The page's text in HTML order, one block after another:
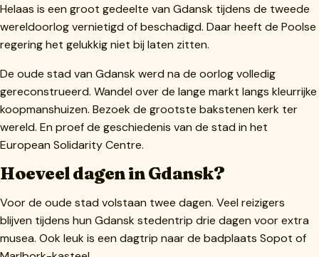
Helaas is een groot gedeelte van Gdansk tijdens de tweede
wereldoorlog vernietigd of beschadigd. Daar heeft de Poolse
regering het gelukkig niet bij laten zitten.
De oude stad van Gdansk werd na de oorlog volledig
gereconstrueerd. Wandel over de lange markt langs kleurrijke
koopmanshuizen. Bezoek de grootste bakstenen kerk ter
wereld. En proef de geschiedenis van de stad in het
European Solidarity Centre.
Hoeveel dagen in Gdansk?
Voor de oude stad volstaan twee dagen. Veel reizigers
blijven tijdens hun Gdansk stedentrip drie dagen voor extra
musea. Ook leuk is een dagtrip naar de badplaats Sopot of